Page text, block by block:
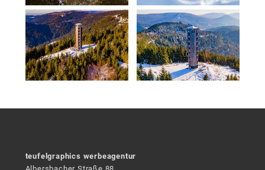
teufelgraphics werbeagentur